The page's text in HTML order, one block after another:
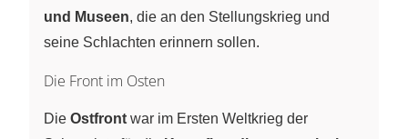
und Museen, die an den Stellungskrieg und
seine Schlachten erinnern sollen.
Die Front im Osten
Die Ostfront war im Ersten Weltkrieg der